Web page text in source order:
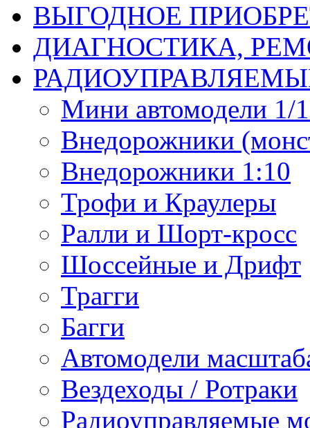
ВЫГОДНОЕ
ДИАГНОСТИКА,
Мини автомодели 1/
Внедорожники
Внедорожники 1:10
Трофи и Краулеры
Ралли и Шорт-кросс
Шоссейные и Дрифт
Трагги
Багги
Автомодели
Вездеходы / Ротраки
Радиоуправляемые